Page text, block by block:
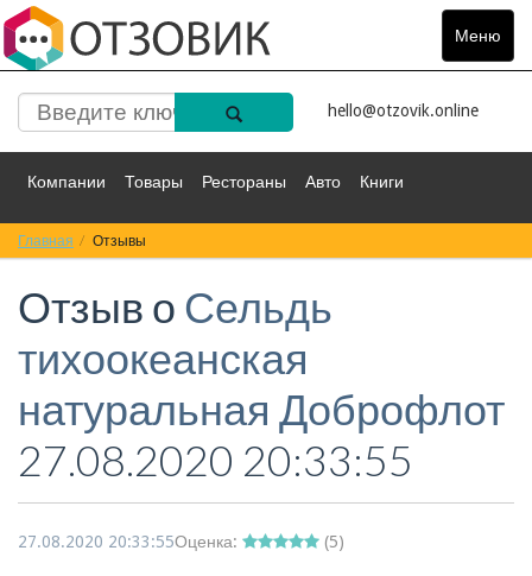
Меню
Toggle
hello@otzovik.online
Компании Товары Рестораны Авто Книги
Спорт Фильмы
Красота Здоровье Остальное
Главная Отзывы
Отзыв о Сельдь
тихоокеанская
натуральная Доброфлот
27.08.2020 20:33:55
27.08.2020 20:33:55Оценка: (5)